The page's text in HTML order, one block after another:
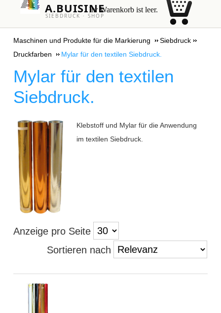
A.BUISINE
SIEBDRUCK · SHOP
Ihr Warenkorb ist leer.
Maschinen und Produkte für die Markierung
Siebdruck
Druckfarben
Mylar für den textilen Siebdruck.
Mylar für den textilen
Siebdruck.
Klebstoff und Mylar für die Anwendung
im textilen Siebdruck.
Anzeige pro Seite
Sortieren nach